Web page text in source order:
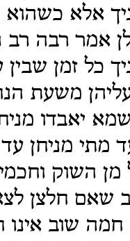
אלא
אמר רבה
כל זמן
משעת
יאבדו
מתי
השוק
שאם חלצן
שוב אינו